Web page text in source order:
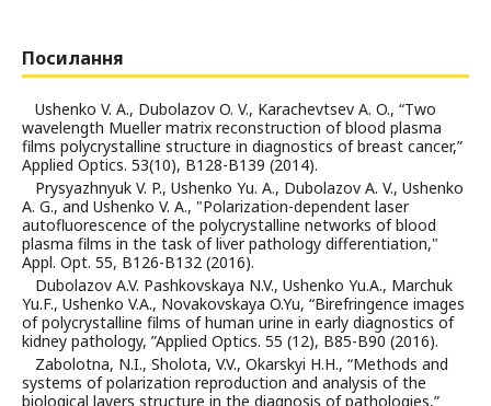
Посилання
Ushenko V. A., Dubolazov O. V., Karachevtsev A. O., “Two
wavelength Mueller matrix reconstruction of blood plasma
films polycrystalline structure in diagnostics of breast cancer,”
Applied Optics. 53(10), B128-B139 (2014).
Prysyazhnyuk V. P., Ushenko Yu. A., Dubolazov A. V., Ushenko
A. G., and Ushenko V. A., "Polarization-dependent laser
autofluorescence of the polycrystalline networks of blood
plasma films in the task of liver pathology differentiation,"
Appl. Opt. 55, B126-B132 (2016).
Dubolazov A.V. Pashkovskaya N.V., Ushenko Yu.A., Marchuk
Yu.F., Ushenko V.A., Novakovskaya O.Yu, “Birefringence images
of polycrystalline films of human urine in early diagnostics of
kidney pathology, ”Applied Optics. 55 (12), B85-B90 (2016).
Zabolotna, N.I., Sholota, V.V., Okarskyi H.H., “Methods and
systems of polarization reproduction and analysis of the
biological layers structure in the diagnosis of pathologies,”